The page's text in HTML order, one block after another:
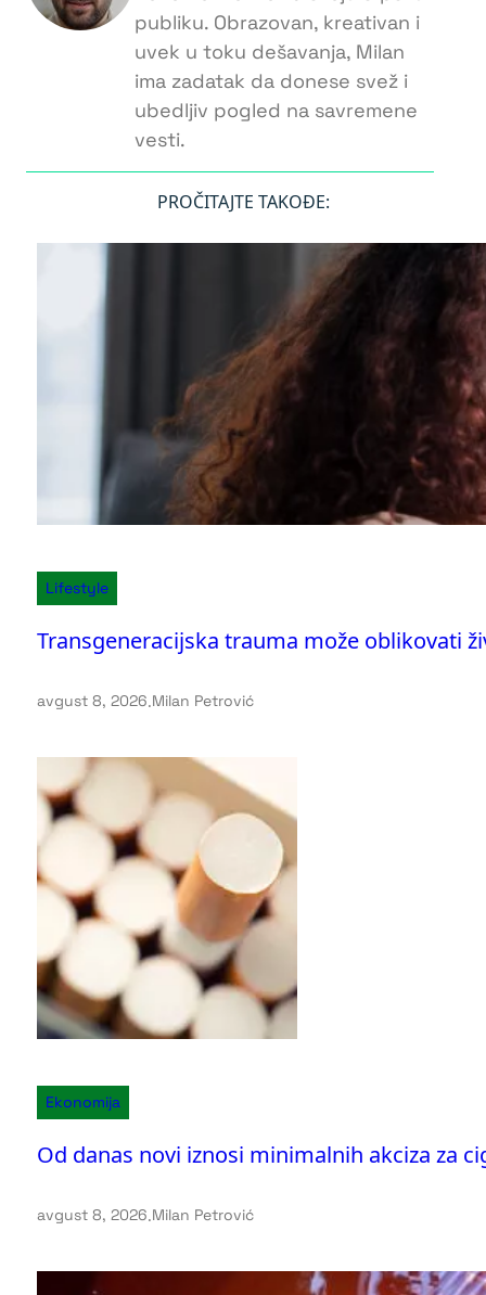
publiku. Obrazovan, kreativan i
uvek u toku dešavanja, Milan
ima zadatak da donese svež i
ubedljiv pogled na savremene
vesti.
PROČITAJTE TAKOĐE:
Lifestyle
Transgeneracijska trauma može oblikovati
avgust 8, 2026.Milan Petrović
Ekonomija
Od danas novi iznosi minimalnih akciza za
avgust 8, 2026.Milan Petrović